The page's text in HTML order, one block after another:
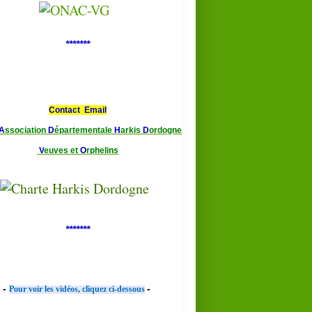
*******
Contact Email
ssociation Départementale Harkis Dordogne
Veuves et Orphelins
*******
- Pour voir les vidéos, cliquez ci-dessous -